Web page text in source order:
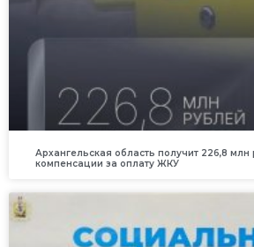
Архангельская область получит 226,8 млн
компенсации за оплату ЖКУ